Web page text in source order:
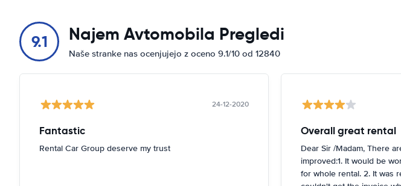
9.1 Najem Avtomobila Pregledi
Naše stranke nas ocenjujejo z oceno 9.1/10 od 12840
24-12-2020
Fantastic
Rental Car Group deserve my trust
Overall great rental
Dear Sir /Madam, There
improved:1. It would be
for whole rental. 2. It was